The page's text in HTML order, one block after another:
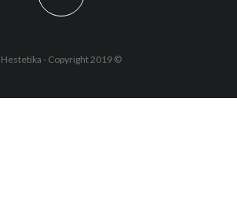
Hestetika - Copyright 2019 ©